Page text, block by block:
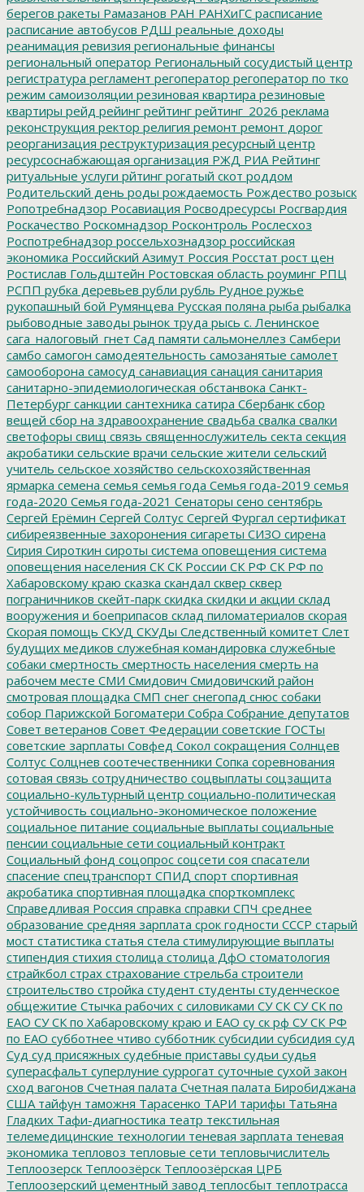
берегов ракеты Рамазанов РАН РАНХиГС расписание
расписание автобусов РДШ реальные доходы
реанимация ревизия региональные финансы
региональный оператор Региональный сосудистый центр
регистратура регламент регоператор регоператор по тко
режим самоизоляции резиновая квартира резиновые
квартиры рейд рейинг рейтинг рейтинг_2026 реклама
реконструкция ректор религия ремонт ремонт дорог
реорганизация реструктуризация ресурсный центр
ресурсоснабжающая организация РЖД РИА Рейтинг
ритуальные услуги рйтинг рогатый скот роддом
Родительский день роды рождаемость Рождество розыск
Ропотребнадзор Росавиация Росводресурсы Росгвардия
Роскачество Роскомнадзор Росконтроль Рослесхоз
Роспотребнадзор россельхознадзор российская
экономика Российский Азимут Россия Росстат рост цен
Ростислав Гольдштейн Ростовская область роуминг РПЦ
РСПП рубка деревьев рубли рубль Рудное ружье
рукопашный бой Румянцева Русская поляна рыба рыбалка
рыбоводные заводы рынок труда рысь с. Ленинское
сага_налоговый_гнет Сад памяти сальмонеллез Самбери
самбо самогон самодеятельность самозанятые самолет
самооборона самосуд санавиация санация санитария
санитарно-эпидемиологическая обстанвока Санкт-
Петербург санкции сантехника сатира Сбербанк сбор
вещей сбор на здравоохранение свадьба свалка свалки
светофоры свищ связь священнослужитель секта секция
акробатики сельские врачи сельские жители сельский
учитель сельское хозяйство сельскохозяйственная
ярмарка семена семья семья года Семья года-2019 семья
года-2020 Семья года-2021 Сенаторы сено сентябрь
Сергей Ерёмин Сергей Солтус Сергей Фургал сертификат
сибиреязвенные захоронения сигареты СИЗО сирена
Сирия Сироткин сироты система оповещения система
оповещения населения СК СК России СК РФ СК РФ по
Хабаровскому краю сказка скандал сквер сквер
пограничников скейт-парк скидка скидки и акции склад
вооружения и боеприпасов склад пиломатериалов скорая
Скорая помощь СКУД СКУДы Следственный комитет Слет
будущих медиков служебная командировка служебные
собаки смертность смертность населения смерть на
рабочем месте СМИ Смидович Смидовичский район
смотровая площадка СМП снег снегопад снюс собаки
собор Парижской Богоматери Собра Собрание депутатов
Совет ветеранов Совет Федерации советские ГОСТы
советские зарплаты Совфед Сокол сокращения Солнцев
Солтус Солцнев соотечественники Сопка соревнования
сотовая связь сотрудничество соцвыплаты соцзащита
социально-культурный центр социально-политическая
устойчивость социально-экономическое положение
социальное питание социальные выплаты социальные
пенсии социальные сети социальный контракт
Социальный фонд соцопрос соцсети соя спасатели
спасение спецтранспорт СПИД спорт спортивная
акробатика спортивная площадка спорткомплекс
Справедливая Россия справка справки СПЧ среднее
образование средняя зарплата срок годности СССР старый
мост статистика статья стела стимулирующие выплаты
стипендия стихия столица столица ДфО стоматология
страйкбол страх страхование стрельба строители
строительство стройка студент студенты студенческое
общежитие Стычка рабочих с силовиками СУ СК СУ СК по
ЕАО СУ СК по Хабаровскому краю и ЕАО су ск рф СУ СК РФ
по ЕАО субботнее чтиво субботник субсидии субсидия суд
Суд суд присяжных судебные приставы судьи судья
суперасфальт суперлуние суррогат суточные сухой закон
сход вагонов Счетная палата Счетная палата Биробиджана
США тайфун таможня Тарасенко ТАРИ тарифы Татьяна
Гладких Тафи-диагностика театр текстильная
телемедицинские технологии теневая зарплата теневая
экономика тепловоз тепловые сети тепловычислитель
Теплоозерск Теплоозёрск Теплоозёрская ЦРБ
Теплоозерский цементный завод теплосбыт теплотрасса